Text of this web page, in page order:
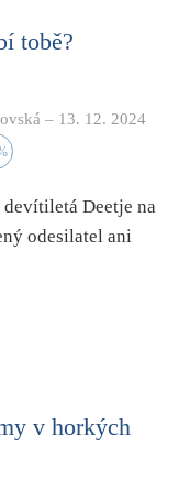
tobě?
– 13. 12. 2024
Deetje na
odesilatel ani
v horkých